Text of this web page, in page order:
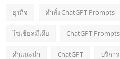
ธุรกิจ คำสั่ง ChatGPT Prompts
โซเชียลมีเดีย ChatGPT Prompts
คำแนะนำ ChatGPT บริการ